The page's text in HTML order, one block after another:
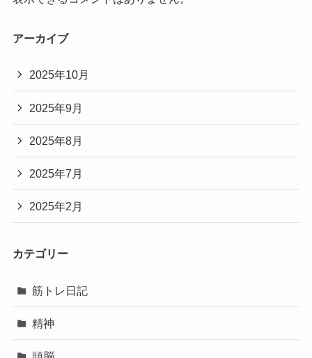
アーカイブ
2025年10月
2025年9月
2025年8月
2025年7月
2025年2月
カテゴリー
筋トレ日記
精神